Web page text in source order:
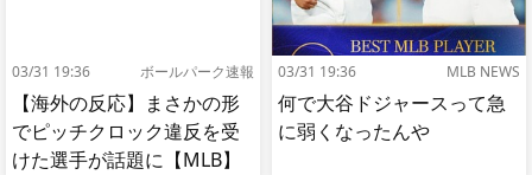
03/31 19:36 ボールパーク速報
【海外の反応】まさかの形
でピッチクロック違反を受
けた選手が話題に【MLB】
03/31 19:36 MLB NEWS
何で大谷ドジャースって急
に弱くなったんや